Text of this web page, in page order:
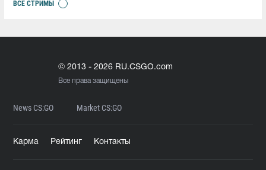
ВСЕ СТРИМЫ
© 2013 - 2026 RU.CSGO.com
Все права защищены
News CS:GO Market CS:GO
Карма Рейтинг Контакты